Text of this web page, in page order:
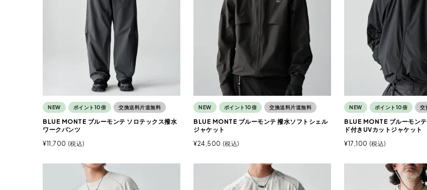
NEW ポイント10倍 交換送料片道無料
BLUE MONTE ブルーモンテ ソロテックス撥水
ワークパンツ
¥11,700 税込
NEW ポイント10倍 交換送料片道無料
BLUE MONTE ブルーモンテ 撥水ソフトシェル
ジャケット
¥24,500 税込
NEW ポイント10倍 交
BLUE MONTE ブルーモン
ド付きUVカットジャケット
¥17,100 税込